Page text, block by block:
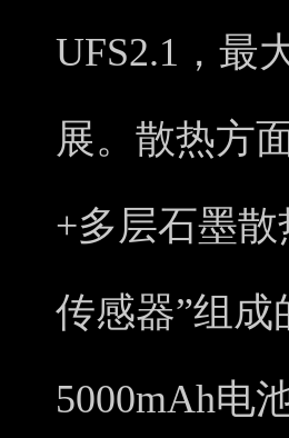
UFS2.1，最
展。散热方
+多层石墨
传感器”组
5000mAh电